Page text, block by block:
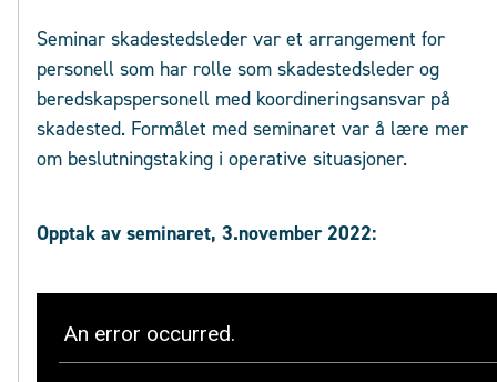
Seminar skadestedsleder var et arrangement for
personell som har rolle som skadestedsleder og
beredskapspersonell med koordineringsansvar på
skadested. Formålet med seminaret var å lære mer
om beslutningstaking i operative situasjoner.
Opptak av seminaret, 3.november 2022: